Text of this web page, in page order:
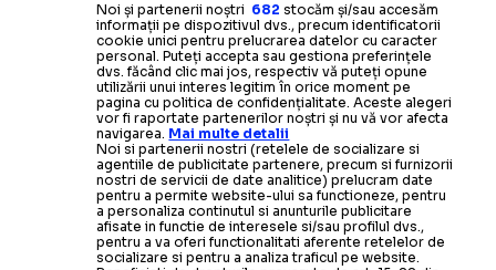
Noi și partenerii noștri 682 stocăm și/sau accesăm
informații pe dispozitivul dvs., precum identificatorii
cookie unici pentru prelucrarea datelor cu caracter
personal. Puteți accepta sau gestiona preferințele
dvs. făcând clic mai jos, respectiv vă puteți opune
utilizării unui interes legitim în orice moment pe
pagina cu politica de confidențialitate. Aceste alegeri
vor fi raportate partenerilor noștri și nu vă vor afecta
navigarea. Mai multe detalii
Noi si partenerii nostri (retelele de socializare si
agentiile de publicitate partenere, precum si furnizorii
nostri de servicii de date analitice) prelucram date
pentru a permite website-ului sa functioneze, pentru
a personaliza continutul si anunturile publicitare
afisate in functie de interesele si/sau profilul dvs.,
pentru a va oferi functionalitati aferente retelelor de
socializare si pentru a analiza traficul pe website.